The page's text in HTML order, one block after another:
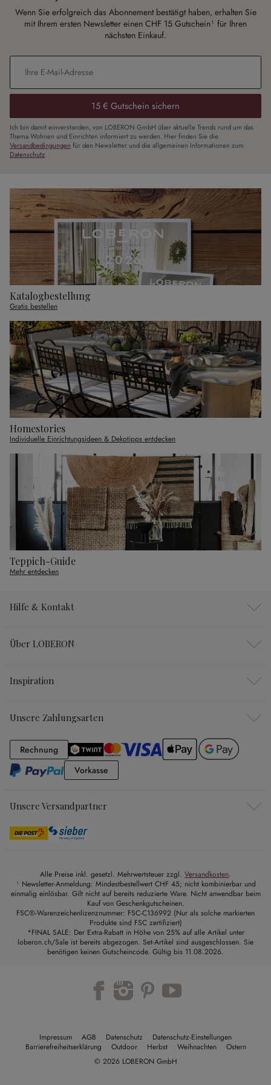
Wenn Sie erfolgreich das Abonnement bestätigt haben, erhalten Sie
mit Ihrem ersten Newsletter einen CHF 15 Gutschein¹ für Ihren
nächsten Einkauf.
E-Mail-Adresse
15 € Gutschein sichern
Ich bin damit einverstanden, von LOBERON GmbH über aktuelle Trends rund um das
Thema Wohnen und Einrichten informiert zu werden. Hier finden Sie die
Versandbedingungen für den Newsletter und die allgemeinen Informationen zum
Datenschutz.
Katalogbestellung
Gratis bestellen
Homestories
Individuelle Einrichtungsideen & Dekotipps entdecken
Teppich-Guide
Mehr entdecken
Hilfe & Kontakt
Über LOBERON
Inspiration
Unsere Zahlungsarten
RechnungRechnung
Vorkasse
Unsere Versandpartner
Alle Preise inkl. gesetzl. Mehrwertsteuer zzgl. Versandkosten.
¹ Newsletter-Anmeldung: Mindestbestellwert CHF 45; nicht kombinierbar und
einmalig einlösbar. Gilt nicht auf bereits reduzierte Ware. Nicht anwendbar beim
Kauf von Geschenkgutscheinen.
FSC®-Warenzeichenlizenznummer: FSC-C136992 (Nur als solche markierten
Produkte sind FSC zertifiziert)
*FINAL SALE: Der Extra-Rabatt in Höhe von 25% auf alle Artikel unter
loberon.ch/Sale ist bereits abgezogen. Set-Artikel sind ausgeschlossen. Sie
benötigen keinen Gutscheincode. Gültig bis 11.08.2026.
Impressum AGB Datenschutz
Datenschutz-Einstellungen
Barrierefreiheitserklärung
Outdoor Herbst Weihnachten
Ostern
© 2026 LOBERON GmbH